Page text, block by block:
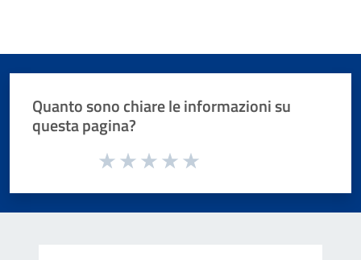
Quanto sono chiare le informazioni su
questa pagina?
Valuta da 1 a 5 stelle la pagina